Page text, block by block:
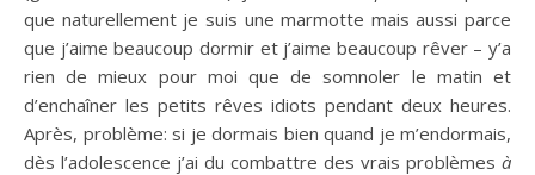
que naturellement je suis une marmotte mais aussi parce
que j’aime beaucoup dormir et j’aime beaucoup rêver – y’a
rien de mieux pour moi que de somnoler le matin et
d’enchaîner les petits rêves idiots pendant deux heures.
Après, problème: si je dormais bien quand je m’endormais,
dès l’adolescence j’ai du combattre des vrais problèmes à